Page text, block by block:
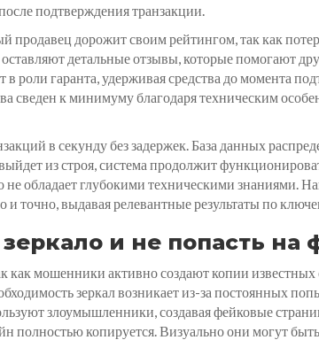
подтверждения транзакции.
дорожит своим рейтингом, так как
детальные отзывы, которые помогают
гаранта, удерживая средства до момента
сведен к минимуму благодаря техническим
в секунду без задержек. База данных
из строя, система продолжит
не обладает глубокими техническими знаниями.
и точно, выдавая релевантные результаты по
и не попасть
мошенники активно создают копии известных
зеркал возникает из-за постоянных
злоумышленники, создавая фейковые
полностью копируется. Визуально они могут